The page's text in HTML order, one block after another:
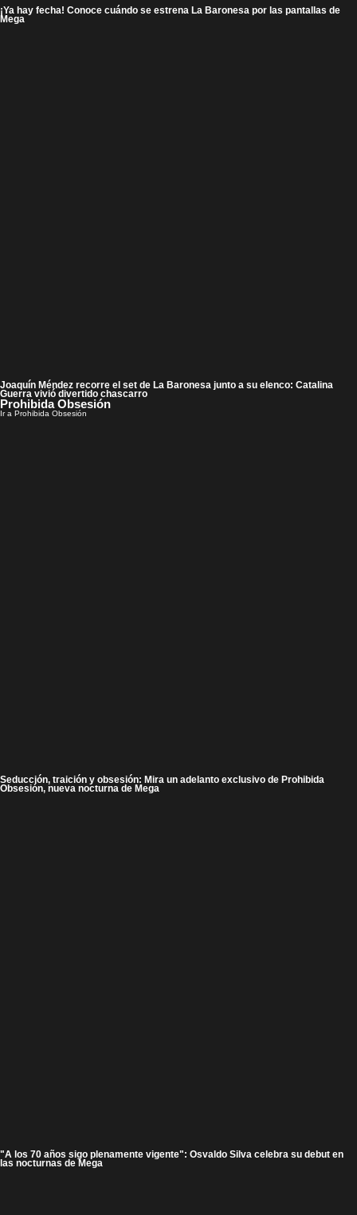
¡Ya hay fecha! Conoce cuándo se estrena La Baronesa por las pantallas de
Mega
Joaquín Méndez recorre el set de La Baronesa junto a su elenco: Catalina
Guerra vivió divertido chascarro
Prohibida Obsesión
Ir a Prohibida Obsesión
Seducción, traición y obsesión: Mira un adelanto exclusivo de Prohibida
Obsesión, nueva nocturna de Mega
"A los 70 años sigo plenamente vigente": Osvaldo Silva celebra su debut en
las nocturnas de Mega